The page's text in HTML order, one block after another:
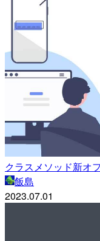
クラスメソッド新オ
飯島
2023.07.01